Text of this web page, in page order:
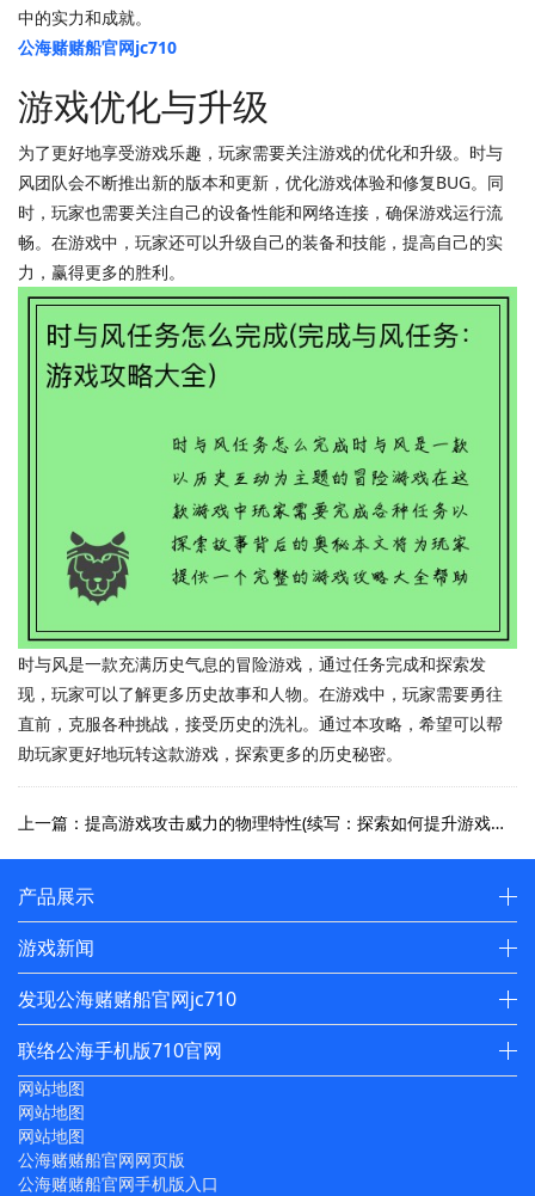
中的实力和成就。
公海赌赌船官网jc710
游戏优化与升级
为了更好地享受游戏乐趣，玩家需要关注游戏的优化和升级。时与
风团队会不断推出新的版本和更新，优化游戏体验和修复BUG。同
时，玩家也需要关注自己的设备性能和网络连接，确保游戏运行流
畅。在游戏中，玩家还可以升级自己的装备和技能，提高自己的实
力，赢得更多的胜利。
时与风是一款充满历史气息的冒险游戏，通过任务完成和探索发
现，玩家可以了解更多历史故事和人物。在游戏中，玩家需要勇往
直前，克服各种挑战，接受历史的洗礼。通过本攻略，希望可以帮
助玩家更好地玩转这款游戏，探索更多的历史秘密。
上一篇：提高游戏攻击威力的物理特性(续写：探索如何提升游戏攻击的物理特性，让你的角色战无不胜！)
产品展示
游戏新闻
发现公海赌赌船官网jc710
联络公海手机版710官网
网站地图
网站地图
网站地图
公海赌赌船官网网页版
公海赌赌船官网手机版入口